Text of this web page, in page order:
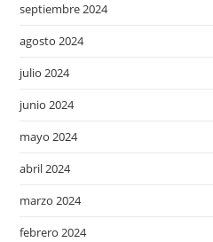
septiembre 2024
agosto 2024
julio 2024
junio 2024
mayo 2024
abril 2024
marzo 2024
febrero 2024